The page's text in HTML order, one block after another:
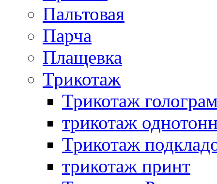
Пальтовая
Парча
Плащевка
Трикотаж
Трикотаж
трикотаж
Трикотаж
трикотаж принт